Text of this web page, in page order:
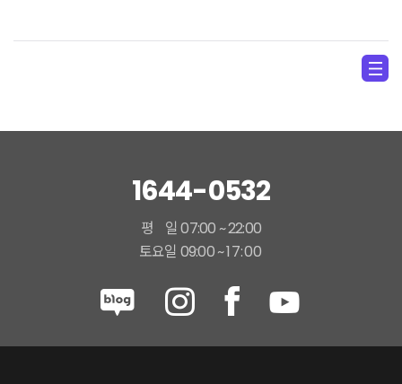
1644-0532
평 일 07:00 ~ 22:00
토요일 09:00 ~17:00